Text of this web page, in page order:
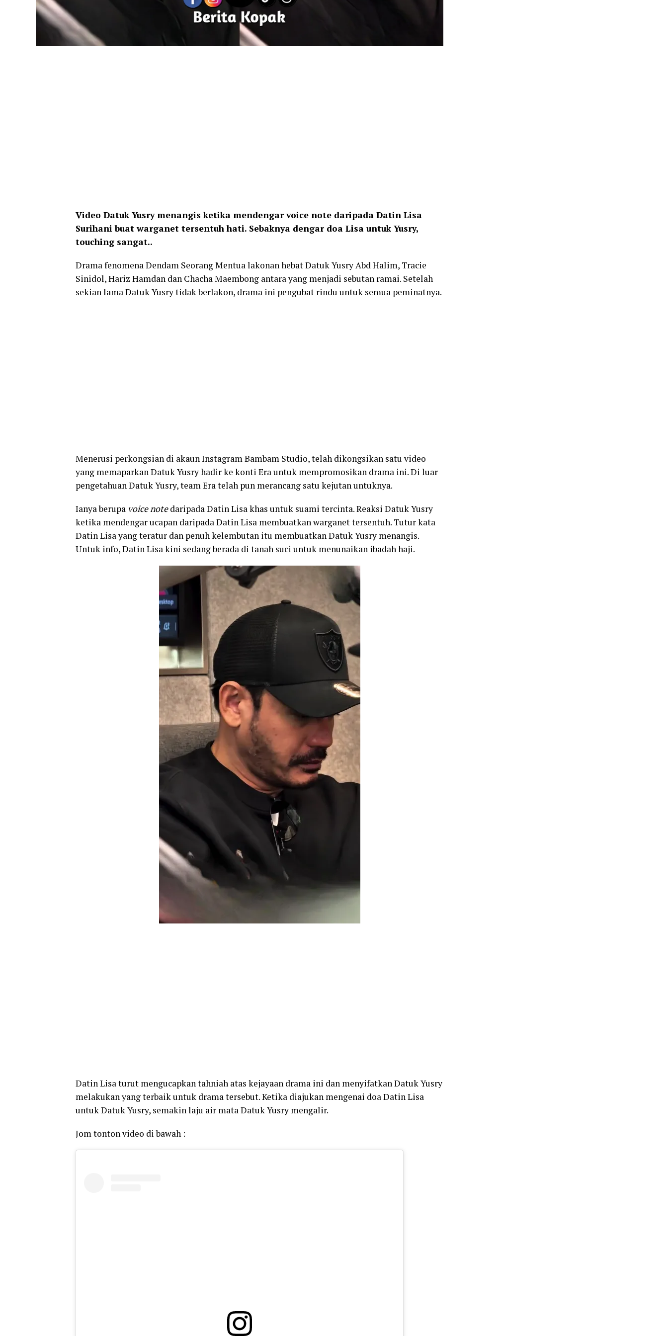
Video Datuk Yusry menangis ketika mendengar voice note daripada Datin Lisa
Surihani buat warganet tersentuh hati. Sebaknya dengar doa Lisa untuk Yusry,
touching sangat..
Drama fenomena Dendam Seorang Mentua lakonan hebat Datuk Yusry Abd Halim, Tracie
Sinidol, Hariz Hamdan dan Chacha Maembong antara yang menjadi sebutan ramai. Setelah
sekian lama Datuk Yusry tidak berlakon, drama ini pengubat rindu untuk semua peminatnya.
Menerusi perkongsian di akaun Instagram Bambam Studio, telah dikongsikan satu video
yang memaparkan Datuk Yusry hadir ke konti Era untuk mempromosikan drama ini. Di luar
pengetahuan Datuk Yusry, team Era telah pun merancang satu kejutan untuknya.
Ianya berupa voice notedaripada Datin Lisa khas untuk suami tercinta. Reaksi Datuk Yusry
ketika mendengar ucapan daripada Datin Lisa membuatkan warganet tersentuh. Tutur kata
Datin Lisa yang teratur dan penuh kelembutan itu membuatkan Datuk Yusry menangis.
Untuk info, Datin Lisa kini sedang berada di tanah suci untuk menunaikan ibadah haji.
Datin Lisa turut mengucapkan tahniah atas kejayaan drama ini dan menyifatkan Datuk Yusry
melakukan yang terbaik untuk drama tersebut. Ketika diajukan mengenai doa Datin Lisa
untuk Datuk Yusry, semakin laju air mata Datuk Yusry mengalir.
Jom tonton video di bawah :